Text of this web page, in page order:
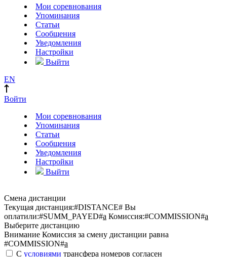
Мои соревнования
Упоминания
Статьи
Сообщения
Уведомления
Настройки
Выйти
EN
Войти
Мои соревнования
Упоминания
Статьи
Сообщения
Уведомления
Настройки
Выйти
Смена дистанции
Текущая дистанция:#DISTANCE# Вы
оплатили:#SUMM_PAYED#a Комиссия:#COMMISSION#a
Выберите дистанцию
Внимание Комиссия за смену дистанции равна
#COMMISSION#a
С условиями трансфера номеров согласен